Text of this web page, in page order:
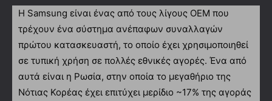
Η Samsung είναι ένας από τους λίγους OEM που
τρέχουν ένα σύστημα ανέπαφων συναλλαγών
πρώτου κατασκευαστή, το οποίο έχει χρησιμοποιηθεί
σε τυπική χρήση σε πολλές εθνικές αγορές. Ένα από
αυτά είναι η Ρωσία, στην οποία το μεγαθήριο της
Νότιας Κορέας έχει επιτύχει μερίδιο ~17% της αγοράς